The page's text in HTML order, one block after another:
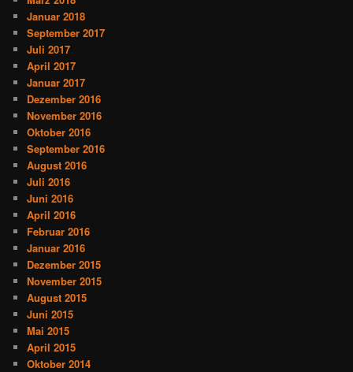
Januar 2018
September 2017
Juli 2017
April 2017
Januar 2017
Dezember 2016
November 2016
Oktober 2016
September 2016
August 2016
Juli 2016
Juni 2016
April 2016
Februar 2016
Januar 2016
Dezember 2015
November 2015
August 2015
Juni 2015
Mai 2015
April 2015
Oktober 2014